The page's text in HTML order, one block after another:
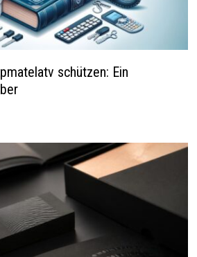
schützen: Ein